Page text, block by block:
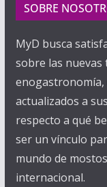
SOBRE
MyD busca
sobre las nuevas
enogastronomía,
actualizados a
respecto a qué
ser un vínculo
mundo de
internacional.